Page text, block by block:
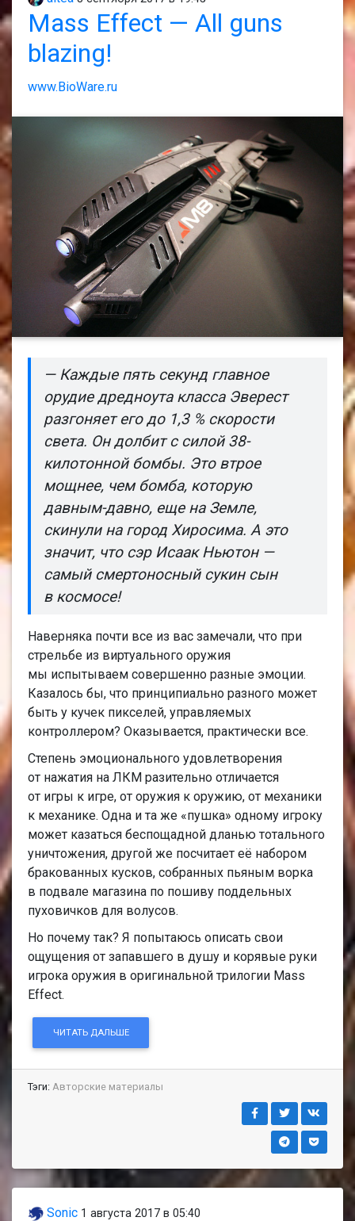
Mass Effect — All guns
blazing!
www.BioWare.ru
— Каждые пять секунд главное
орудие дредноута класса Эверест
разгоняет его до 1,3 % скорости
света. Он долбит с силой 38-
килотонной бомбы. Это втрое
мощнее, чем бомба, которую
давным-давно, еще на Земле,
скинули на город Хиросима. А это
значит, что сэр Исаак Ньютон —
самый смертоносный сукин сын
в космосе!
Наверняка почти все из вас замечали, что при
стрельбе из виртуального оружия
мы испытываем совершенно разные эмоции.
Казалось бы, что принципиально разного может
быть у кучек пикселей, управляемых
контроллером? Оказывается, практически все.
Степень эмоционального удовлетворения
от нажатия на ЛКМ разительно отличается
от игры к игре, от оружия к оружию, от механики
к механике. Одна и та же «пушка» одному игроку
может казаться беспощадной дланью тотального
уничтожения, другой же посчитает её набором
бракованных кусков, собранных пьяным ворка
в подвале магазина по пошиву поддельных
пуховичков для волусов.
Но почему так? Я попытаюсь описать свои
ощущения от запавшего в душу и корявые руки
игрока оружия в оригинальной трилогии Mass
Effect.
ЧИТАТЬ ДАЛЬШЕ
Тэги: Авторские материалы
Sonic 1 августа 2017 в 05:40